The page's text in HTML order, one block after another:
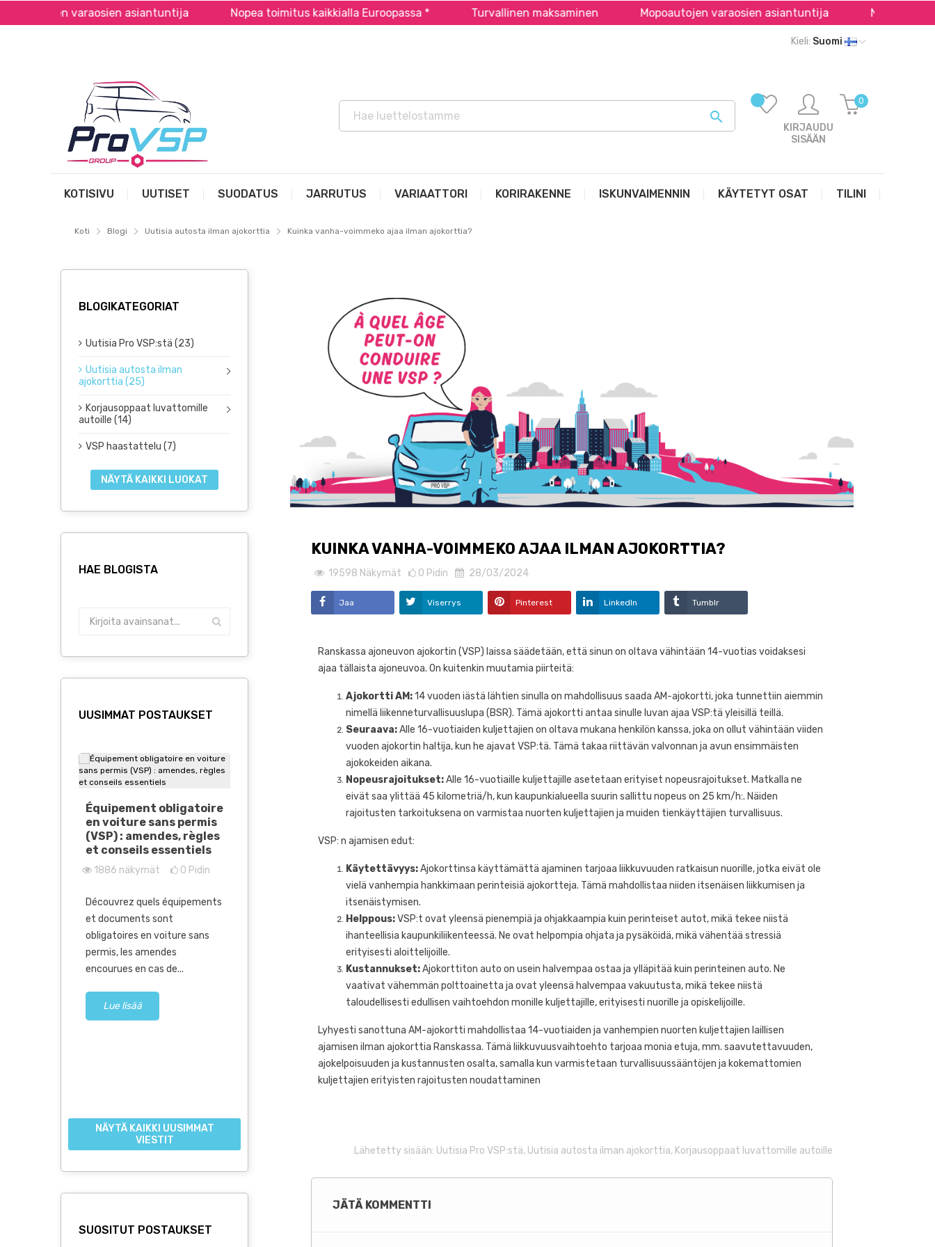
varaosien asiantuntija Nopea toimitus kaikkialla Euroopassa * Turvallinen maksaminen Mopoautojen varaosien asiantuntija Nopea toimitus
Kieli: Suomi

KIRJAUDU
SISÄÄN
0
KOTISIVU UUTISET SUODATUS JARRUTUS VARIAATTORI KORIRAKENNE ISKUNVAIMENNIN KÄYTETYT OSAT TILINI
Koti Blogi Uutisia autosta ilman ajokorttia Kuinka vanha-voimmeko ajaa ilman ajokorttia?
BLOGIKATEGORIAT
Uutisia Pro VSP:stä (23)
Uutisia autosta ilman
ajokorttia (25)
Korjausoppaat luvattomille
autoille (14)
VSP haastattelu (7)
NÄYTÄ KAIKKI LUOKAT
HAE BLOGISTA
UUSIMMAT POSTAUKSET
Équipement obligatoire
en voiture sans permis
(VSP) : amendes, règles
et conseils essentiels
1886 näkymät 0 Pidin
Découvrez quels équipements
et documents sont
obligatoires en voiture sans
permis, les amendes
encourues en cas de...
Lue lisää
Auto ilman lisenssia:
Kaikki uutuudet VSP: n
näkymät 0Pidin
Rajoitettu sarja, uudet mallit,
auton Great 2026 ilman...
Turvallisuus autolla
ilman lisenssia: hyvät
rauhallisesti VSP: ssä
1679näkymät 0 Pidin
Viimeaikaisen kaatumisen
jälkeen-autojen vapaa-
autojen testit, Pro VSP Ottaa
hyväksymisestä:...
Lue lisää
Auto ilman lisenssia
talvella: Laki, laitteet
Euroopassa
3306näkymät 0Pidin
Jopa ilman oikeudellista
velvoitetta Ranskassa, VSP
on varustettava
ketjut, sukat,...
Miksi jotkut käytetyt
osat ovat kalliimpia
PRO VSP
Tutustu, miksi jotkut käytetyt
Lue lisää
NÄYTÄ KAIKKI UUSIMMAT
VIESTIT
SUOSITUT POSTAUKSET
KUINKA VANHA-VOIMMEKO AJAA ILMAN AJOKORTTIA?
19598 Näkymät 0 Pidin 28/03/2024
Jaa Viserrys Pinterest LinkedIn Tumblr
Ranskassa ajoneuvon ajokortin (VSP) laissa säädetään, että sinun on oltava vähintään 14-vuotias voidaksesi
ajaa tällaista ajoneuvoa. On kuitenkin muutamia piirteitä:
Ajokortti AM:14 vuoden iästä lähtien sinulla on mahdollisuus saada AM-ajokortti, joka tunnettiin aiemmin
nimellä liikenneturvallisuuslupa (BSR). Tämä ajokortti antaa sinulle luvan ajaa VSP:tä yleisillä teillä.
Seuraava:Alle 16-vuotiaiden kuljettajien on oltava mukana henkilön kanssa, joka on ollut vähintään viiden
vuoden ajokortin haltija, kun he ajavat VSP:tä. Tämä takaa riittävän valvonnan ja avun ensimmäisten
ajokokeiden aikana.
Nopeusrajoitukset:Alle 16-vuotiaille kuljettajille asetetaan erityiset nopeusrajoitukset. Matkalla ne
eivät saa ylittää 45 kilometriä/h, kun kaupunkialueella suurin sallittu nopeus on 25 km/h:. Näiden
rajoitusten tarkoituksena on varmistaa nuorten kuljettajien ja muiden tienkäyttäjien turvallisuus.
VSP: n ajamisen edut:
Käytettävyys:Ajokorttinsa käyttämättä ajaminen tarjoaa liikkuvuuden ratkaisun nuorille, jotka eivät ole
vielä vanhempia hankkimaan perinteisiä ajokortteja. Tämä mahdollistaa niiden itsenäisen liikkumisen ja
itsenäistymisen.
Helppous:VSP:t ovat yleensä pienempiä ja ohjakkaampia kuin perinteiset autot, mikä tekee niistä
ihanteellisia kaupunkiliikenteessä. Ne ovat helpompia ohjata ja pysäköidä, mikä vähentää stressiä
erityisesti aloittelijoille.
Kustannukset:Ajokorttiton auto on usein halvempaa ostaa ja ylläpitää kuin perinteinen auto. Ne
vaativat vähemmän polttoainetta ja ovat yleensä halvempaa vakuutusta, mikä tekee niistä
taloudellisesti edullisen vaihtoehdon monille kuljettajille, erityisesti nuorille ja opiskelijoille.
Lyhyesti sanottuna AM-ajokortti mahdollistaa 14-vuotiaiden ja vanhempien nuorten kuljettajien laillisen
ajamisen ilman ajokorttia Ranskassa. Tämä liikkuvuusvaihtoehto tarjoaa monia etuja, mm. saavutettavuuden,
ajokelpoisuuden ja kustannusten osalta, samalla kun varmistetaan turvallisuussääntöjen ja kokemattomien
kuljettajien erityisten rajoitusten noudattaminen
Lähetetty sisään: Uutisia Pro VSP:stä, Uutisia autosta ilman ajokorttia, Korjausoppaat luvattomille autoille
JÄTÄ KOMMENTTI